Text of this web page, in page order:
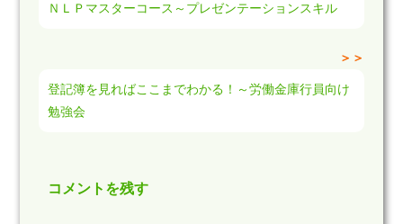
ＮＬＰマスターコース～プレゼンテーションスキル
＞＞
登記簿を見ればここまでわかる！～労働金庫行員向け
勉強会
コメントを残す